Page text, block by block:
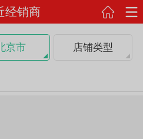
经销商
京市 店铺类型